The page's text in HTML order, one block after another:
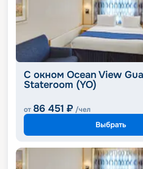
С окном Ocean View
Stateroom (YO)
от 86 451 ₽ /чел
Выбрать